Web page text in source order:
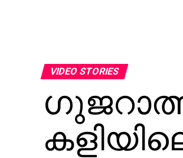
VIDEO STORIES